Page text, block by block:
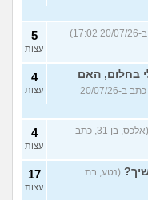
5
עצות
בחלום, האם
(אב עובד, בן 44, כתב ב-20/07/26
4
עצות
(אלכס, בן 31, כתב
4
עצות
(נטע, בת
17
עצות